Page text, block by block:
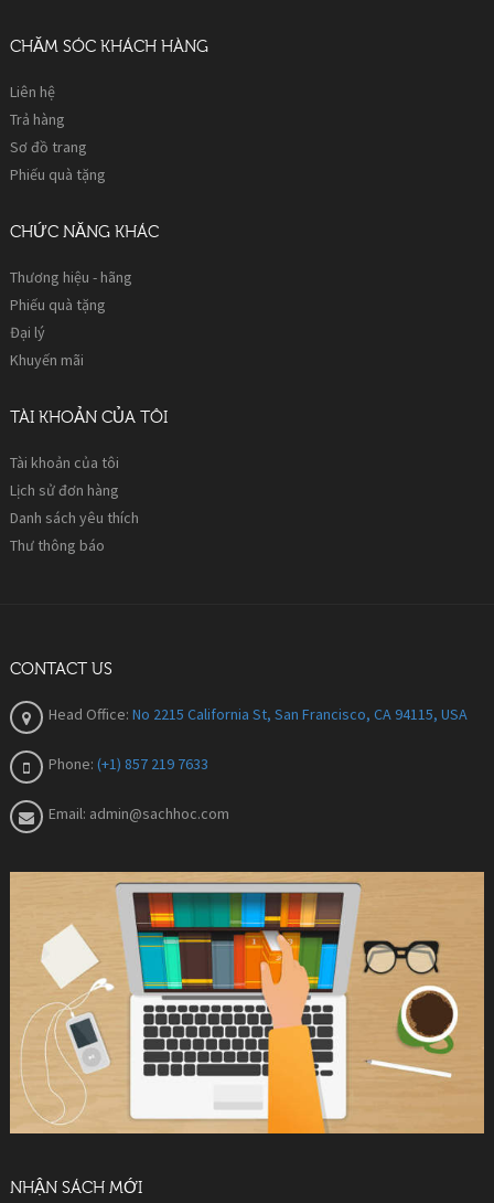
CHĂM SÓC KHÁCH HÀNG
Liên hệ
Trả hàng
Sơ đồ trang
Phiếu quà tặng
CHỨC NĂNG KHÁC
Thương hiệu - hãng
Phiếu quà tặng
Đại lý
Khuyến mãi
TÀI KHOẢN CỦA TÔI
Tài khoản của tôi
Lịch sử đơn hàng
Danh sách yêu thích
Thư thông báo
CONTACT US
Head Office: No 2215 California St, San Francisco, CA 94115, USA
Phone: (+1) 857 219 7633
Email: admin@sachhoc.com
NHẬN SÁCH MỚI